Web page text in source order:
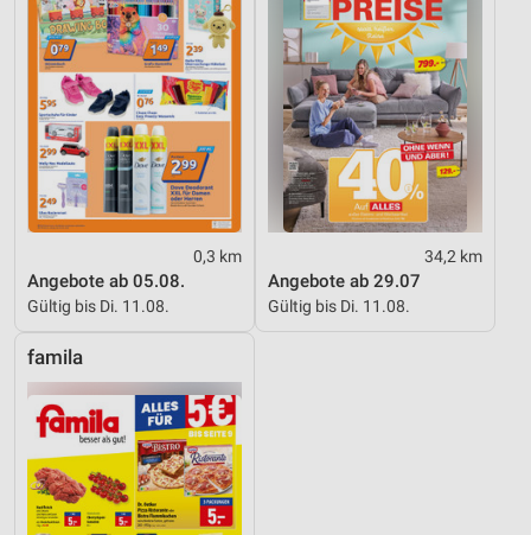
0,3 km
Angebote ab 05.08.
Gültig bis Di. 11.08.
34,2 km
Angebote ab 29.07
Gültig bis Di. 11.08.
famila